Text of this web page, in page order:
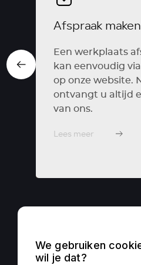
Afspraak maken
Een werkplaats
kan eenvoudig
op onze website.
ontvangt u altijd
van ons.
Lees meer
We gebruiken
wil je dat?